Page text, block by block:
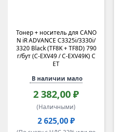
Тонер + носитель для CANO
N iR ADVANCE C3325i/3330i/
3320 Black (TF8K + TF8D) 790
г/бут (C-EXV49 / C-EXV49K) C
ET
В наличии мало
2 382,00 ₽
(Наличными)
2 625,00 ₽